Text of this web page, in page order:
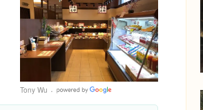
Tony Wu
Places